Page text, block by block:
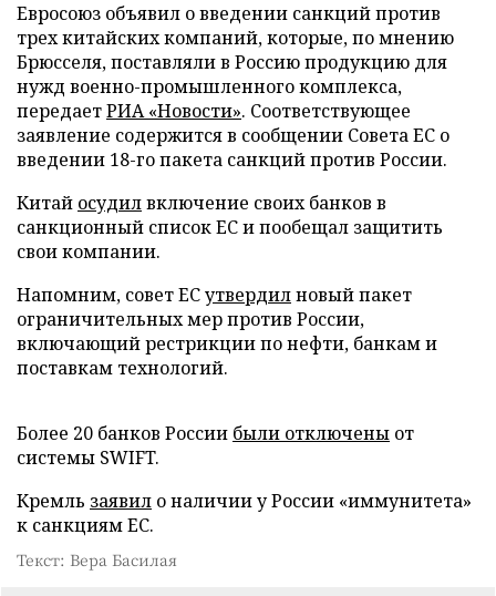
Евросоюз объявил о введении санкций против
трех китайских компаний, которые, по мнению
Брюсселя, поставляли в Россию продукцию для
нужд военно-промышленного комплекса,
передаетРИА «Новости». Соответствующее
заявление содержится в сообщении Совета ЕС о
введении 18-го пакета санкций против России.
Китай осудилвключение своих банков в
санкционный список ЕС и пообещал защитить
свои компании.
Напомним, совет ЕСутвердилновый пакет
ограничительных мер против России,
включающий рестрикции по нефти, банкам и
поставкам технологий.
Более 20 банков России были отключены от
системы SWIFT.
Кремль заявил о наличии у России «иммунитета»
к санкциям ЕС.
Текст: Вера Басилая